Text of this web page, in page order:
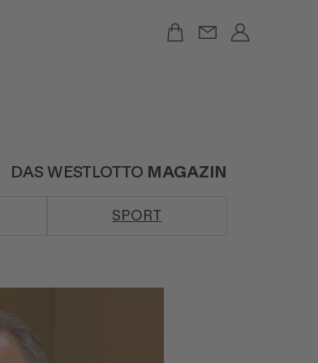
DAS WESTLOTTO MAGAZIN
SPORT